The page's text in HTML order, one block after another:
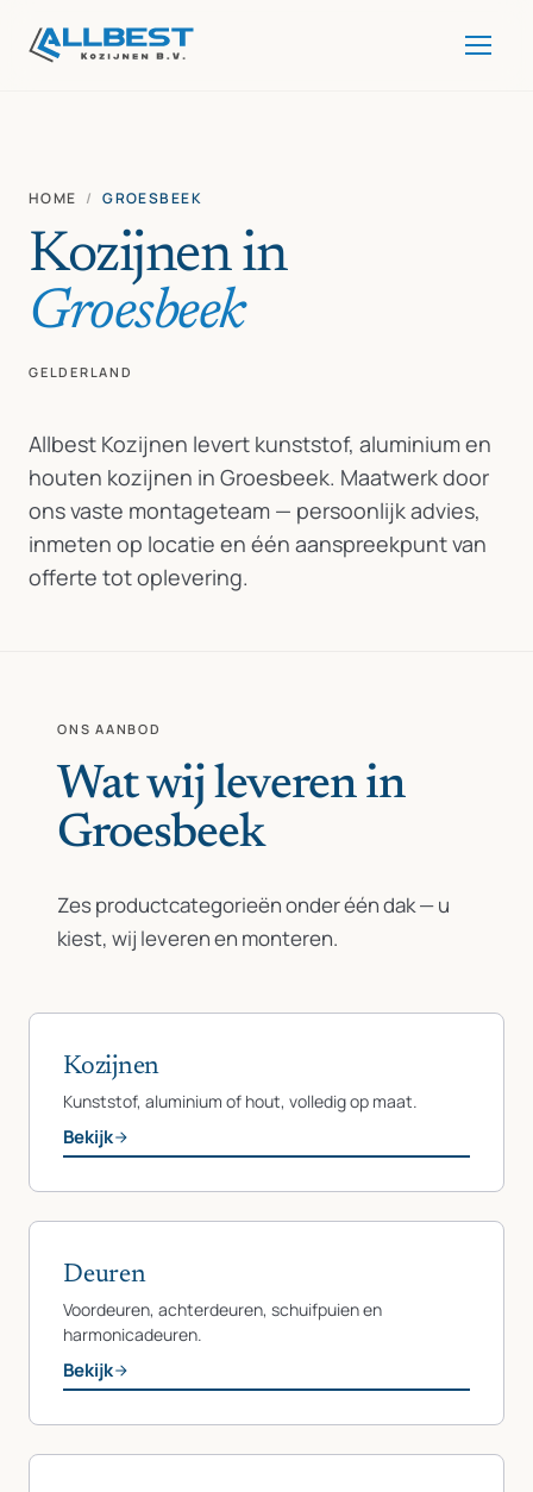
HOME / GROESBEEK
Kozijnen in
Groesbeek
GELDERLAND
Allbest Kozijnen levert kunststof, aluminium en
houten kozijnen in Groesbeek. Maatwerk door
ons vaste montageteam — persoonlijk advies,
inmeten op locatie en één aanspreekpunt van
offerte tot oplevering.
ONS AANBOD
Wat wij leveren in
Groesbeek
Zes productcategorieën onder één dak — u
kiest, wij leveren en monteren.
Kozijnen
Kunststof, aluminium of hout, volledig op maat.
Bekijk
Deuren
Voordeuren, achterdeuren, schuifpuien en
harmonicadeuren.
Bekijk